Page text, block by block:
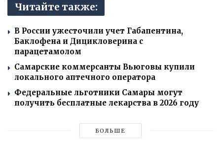
Читайте также:
В России ужесточили учет Габапентина,
Баклофена и Дицикловерина с
парацетамолом
Самарские коммерсанты Вьюговы купили
локального аптечного оператора
Федеральные льготники Самары могут
получить бесплатные лекарства в 2026 году
БОЛЬШЕ